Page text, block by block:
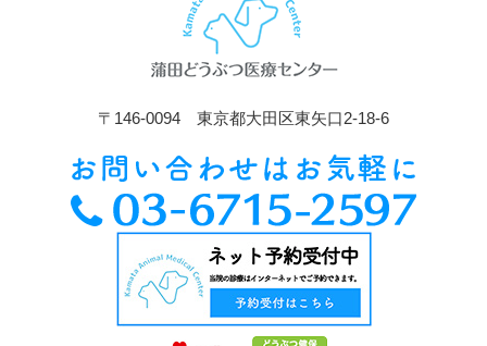
〒146-0094 東京都大田区東矢口2-18-6